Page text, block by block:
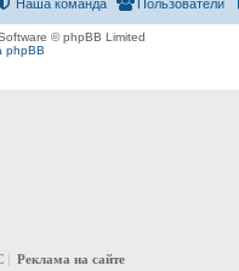
Пользователи
Наша команда
© phpBB Limited
phpBB
Реклама на сайте